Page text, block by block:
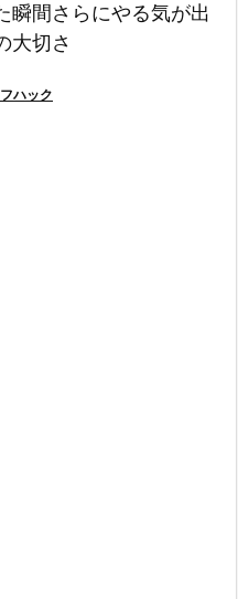
瞬間さらにやる気が出
大切さ
ハック